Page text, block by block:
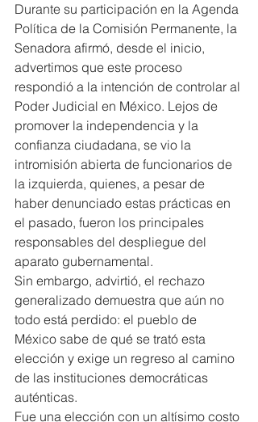
Durante su participación en la Agenda
Política de la Comisión Permanente, la
Senadora afirmó, desde el inicio,
advertimos que este proceso
respondió a la intención de controlar al
Poder Judicial en México. Lejos de
promover la independencia y la
confianza ciudadana, se vio la
intromisión abierta de funcionarios de
la izquierda, quienes, a pesar de
haber denunciado estas prácticas en
el pasado, fueron los principales
responsables del despliegue del
aparato gubernamental.
Sin embargo, advirtió, el rechazo
generalizado demuestra que aún no
todo está perdido: el pueblo de
México sabe de qué se trató esta
elección y exige un regreso al camino
de las instituciones democráticas
auténticas.
Fue una elección con un altísimo costo